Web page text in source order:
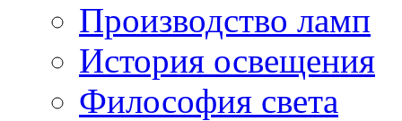
Производство ламп
История освещения
Философия света